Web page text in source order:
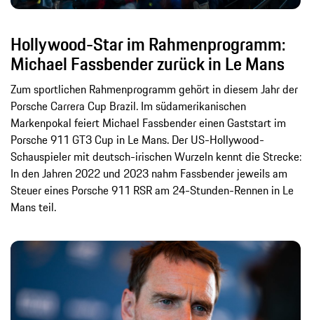
Hollywood-Star im Rahmenprogramm:
Michael Fassbender zurück in Le Mans
Zum sportlichen Rahmenprogramm gehört in diesem Jahr der
Porsche Carrera Cup Brazil. Im südamerikanischen
Markenpokal feiert Michael Fassbender einen Gaststart im
Porsche 911 GT3 Cup in Le Mans. Der US-Hollywood-
Schauspieler mit deutsch-irischen Wurzeln kennt die Strecke:
In den Jahren 2022 und 2023 nahm Fassbender jeweils am
Steuer eines Porsche 911 RSR am 24-Stunden-Rennen in Le
Mans teil.